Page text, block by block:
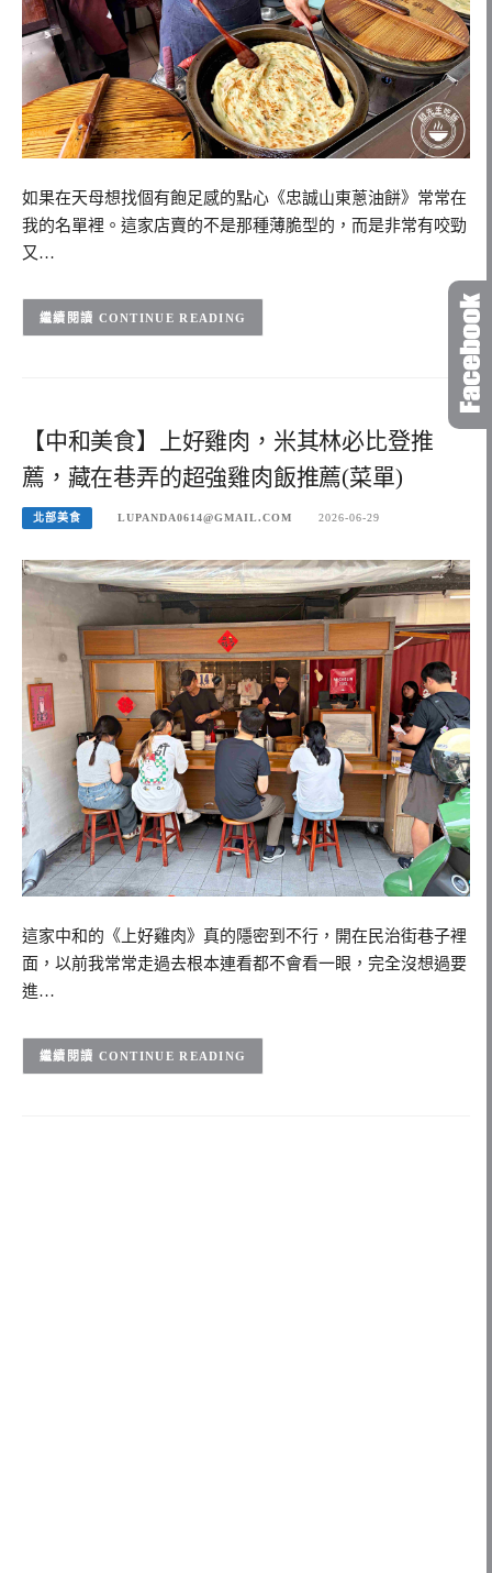
如果在天母想找個有飽足感的點心《忠誠山東蔥油餅》常常在
我的名單裡。這家店賣的不是那種薄脆型的，而是非常有咬勁
又…
CONTINUE READING
【中和美食】上好雞肉，米其林必比登推
薦，藏在巷弄的超強雞肉飯推薦(菜單)
北部美食 LUPANDA0614@GMAIL.COM 2026-06-29
這家中和的《上好雞肉》真的隱密到不行，開在民治街巷子裡
面，以前我常常走過去根本連看都不會看一眼，完全沒想過要
進…
CONTINUE READING